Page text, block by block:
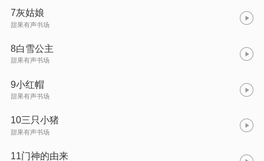
7灰姑娘
甜果有声书场
8白雪公主
甜果有声书场
9小红帽
甜果有声书场
10三只小猪
甜果有声书场
11门神的由来